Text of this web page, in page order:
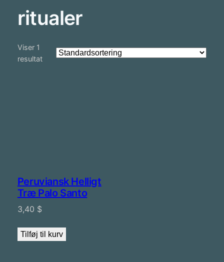
ritualer
Viser 1
resultat
Peruviansk Helligt
Træ Palo Santo
3,40 $
Tilføj til kurv